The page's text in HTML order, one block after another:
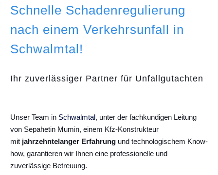
Schnelle Schadenregulierung
nach einem Verkehrsunfall in
Schwalmtal!
Ihr zuverlässiger Partner für Unfallgutachten
Unser Team in Schwalmtal, unter der fachkundigen Leitung
von Sepahetin Mumin, einem Kfz-Konstrukteur
mit jahrzehntelanger Erfahrung und technologischem Know-
how, garantieren wir Ihnen eine professionelle und
zuverlässige Betreuung.